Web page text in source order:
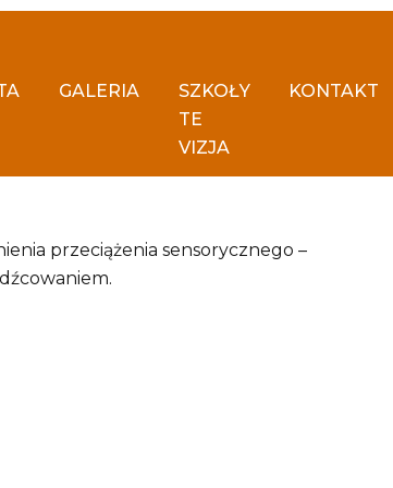
GALERIA
SZKOŁY
TE
VIZJA
KONTAKT
przeciążenia sensorycznego –